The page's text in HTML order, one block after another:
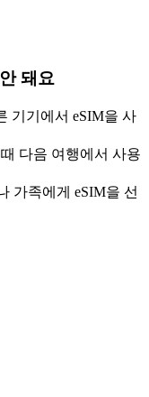
돼요
기기에서 eSIM을 사
다음 여행에서 사용
가족에게 eSIM을 선